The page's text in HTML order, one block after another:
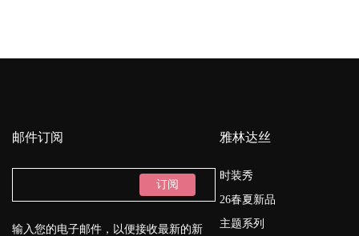
邮件订阅
订阅
输入您的电子邮件，以便接收最新的新
雅林达丝
时装秀
26春夏新品
主题系列